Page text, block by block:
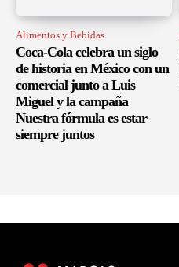
Alimentos y Bebidas
Coca-Cola celebra un siglo
de historia en México con un
comercial junto a Luis
Miguel y la campaña
Nuestra fórmula es estar
siempre juntos